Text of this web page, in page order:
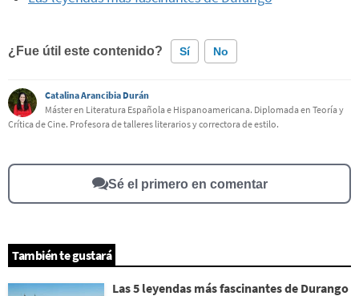
¿Fue útil este contenido? Sí No
Este contenido contiene información incorrecta
Otro
Catalina Arancibia Durán
Máster en Literatura Española e Hispanoamericana. Diplomada en Teoría y
Crítica de Cine. Profesora de talleres literarios y correctora de estilo.
Sé el primero en comentar
También te gustará
Las 5 leyendas más fascinantes de Durango